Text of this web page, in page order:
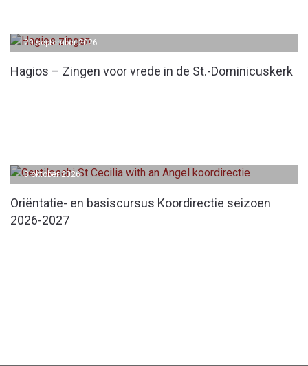
Hagios – Zingen voor vrede in de St.-Dominicuskerk
20 september 2026
Oriëntatie- en basiscursus Koordirectie seizoen
2026-2027
3 oktober 2026